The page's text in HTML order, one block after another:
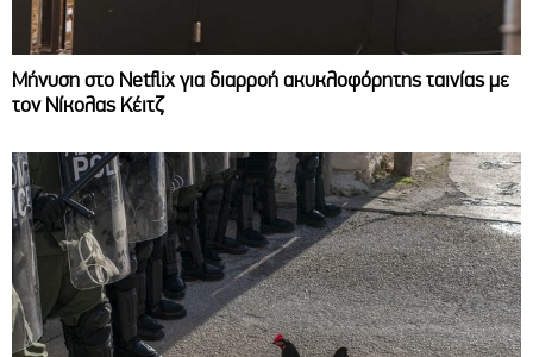
Μήνυση στο Netflix για διαρροή ακυκλοφόρητης ταινίας με
τον Νίκολας Κέιτζ